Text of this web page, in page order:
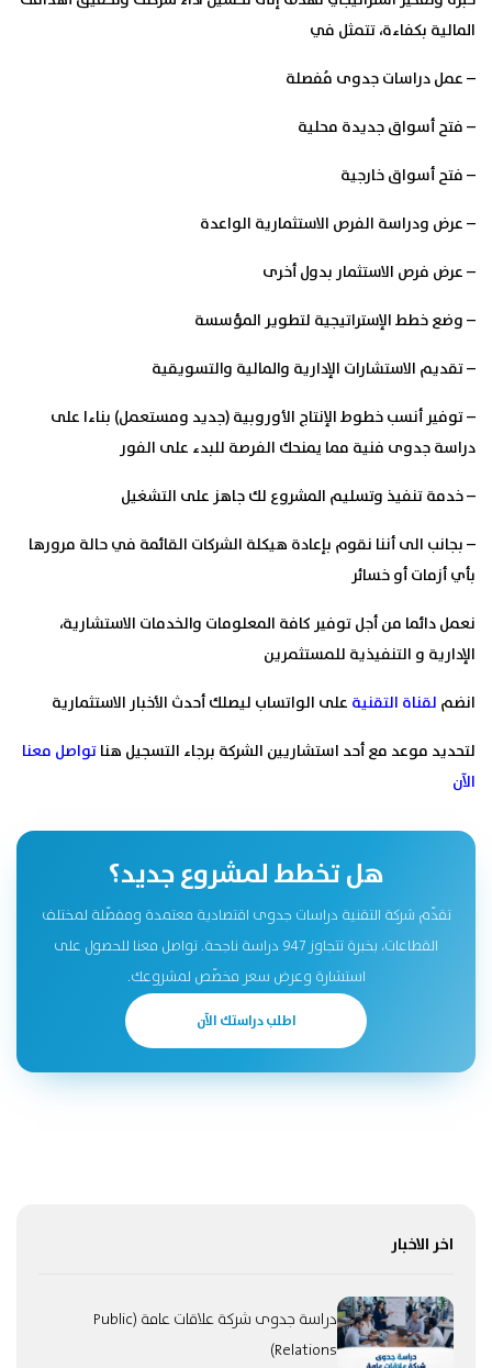
المالية بكفاءة، تتمثل في
– عمل دراسات جدوى مُفصلة
– فتح أسواق جديدة محلية
– فتح أسواق خارجية
– عرض ودراسة الفرص الاستثمارية الواعدة
– عرض فرص الاستثمار بدول أخرى
– وضع خطط الإستراتيجية لتطوير المؤسسة
– تقديم الاستشارات الإدارية والمالية والتسويقية
– توفير أنسب خطوط الإنتاج الأوروبية (جدید ومستعمل) بناءا على
دراسة جدوى فنية مما يمنحك الفرصة للبدء على الفور
– خدمة تنفيذ وتسليم المشروع لك جاھز على التشغيل
– بجانب الى أننا نقوم بإعادة هيكلة الشركات القائمة في حالة مرورها
بأي أزمات أو خسائر
نعمل دائما من أجل توفير كافة المعلومات والخدمات الاستشارية،
الإدارية و التنفیذیة للمستثمرين
انضم لقناة التقنية على الواتساب ليصلك أحدث الأخبار الاستثمارية
لتحديد موعد مع أحد استشاريين الشركة برجاء التسجيل هناتواصل معنا
الآن
هل تخطط لمشروع جديد؟
تقدّم شركة التقنية دراسات جدوى اقتصادية معتمدة ومفصّلة لمختلف
القطاعات، بخبرة تتجاوز 947 دراسة ناجحة. تواصل معنا للحصول على
استشارة وعرض سعر مخصّص لمشروعك.
اطلب دراستك الآن
اخر الاخبار
دراسة جدوى شركة علاقات عامة (Public
Relations)